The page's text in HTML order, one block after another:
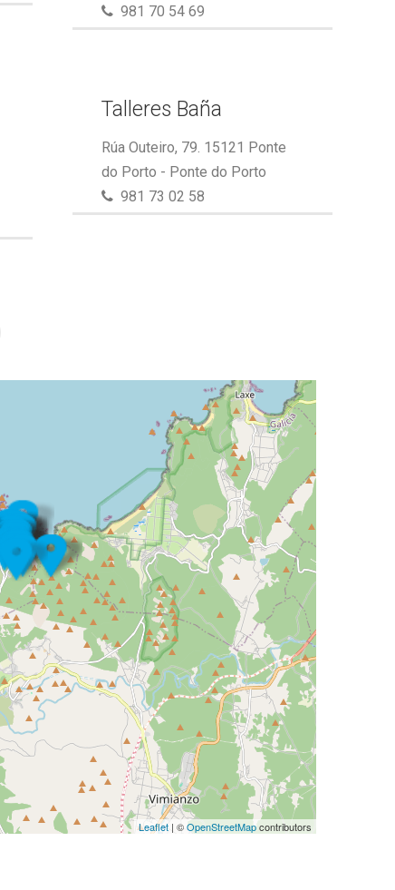
981 70 54 69
Talleres Baña
Rúa Outeiro, 79. 15121 Ponte
do Porto - Ponte do Porto
981 73 02 58
Leaflet | ©OpenStreetMapcontributors